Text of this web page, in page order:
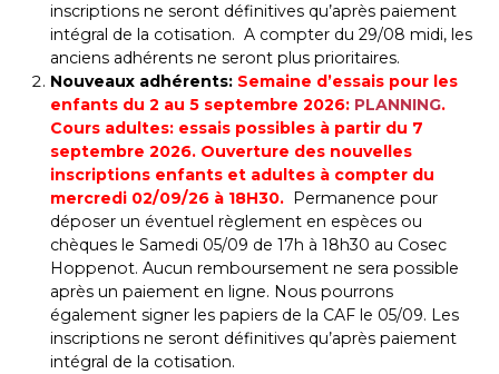
inscriptions ne seront définitives qu’après paiement
intégral de la cotisation. A compter du 29/08 midi, les
anciens adhérents ne seront plus prioritaires.
Nouveaux adhérents: Semaine d’essais pour les
enfants du 2 au 5 septembre 2026: PLANNING.
Cours adultes: essais possibles à partir du 7
septembre 2026. Ouverture des nouvelles
inscriptions enfants et adultes à compter du
mercredi 02/09/26 à 18H30. Permanence pour
déposer un éventuel règlement en espèces ou
chèques le Samedi 05/09 de 17h à 18h30 au Cosec
Hoppenot. Aucun remboursement ne sera possible
après un paiement en ligne. Nous pourrons
également signer les papiers de la CAF le 05/09. Les
inscriptions ne seront définitives qu’après paiement
intégral de la cotisation.